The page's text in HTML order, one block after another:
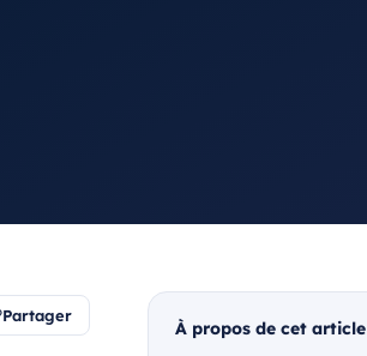
Partager
À propos de cet article